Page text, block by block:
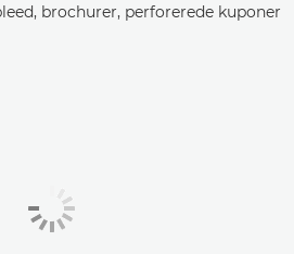
brochurer, perforerede kuponer